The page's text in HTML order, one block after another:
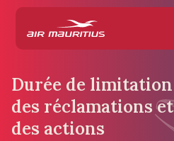
Durée de limitation
des réclamations et
des actions